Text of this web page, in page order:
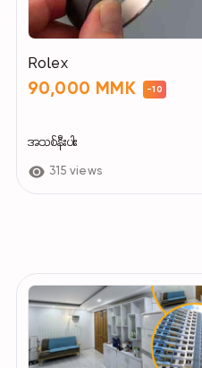
Rolex
90,000 MMK
-10
အသစ်နီးပါး
315 views